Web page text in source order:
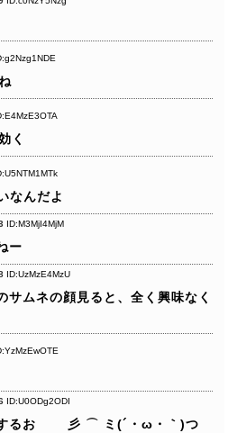
く
なんだよ
ID:M3MjI4MjM
ー
ID:UzMzE4MzU
サムネの顔見ると、全く興味なく
ID:U0ODg2ODI
するお 彡 ⌒ ミ(´・ω・｀)つ